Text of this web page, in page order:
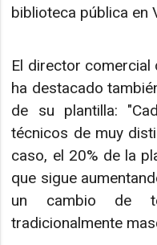
biblioteca pública en
El director comercial
ha destacado
de su plantilla:
técnicos de muy
caso, el 20% de la
que sigue
un cambio de
tradicionalmente